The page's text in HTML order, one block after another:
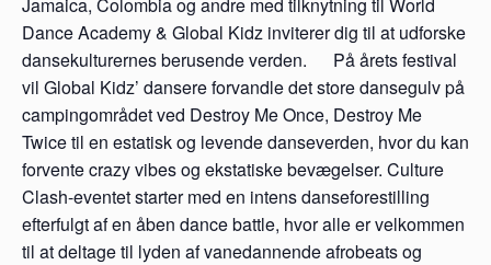
Dance Academy & Global Kidz inviterer dig til at udforske
dansekulturernes berusende verden. På årets festival
vil Global Kidz’ dansere forvandle det store dansegulv på
campingområdet ved Destroy Me Once, Destroy Me
Twice til en estatisk og levende danseverden, hvor du kan
forvente crazy vibes og ekstatiske bevægelser. Culture
Clash-eventet starter med en intens danseforestilling
efterfulgt af en åben dance battle, hvor alle er velkommen
til at deltage til lyden af vanedannende afrobeats og